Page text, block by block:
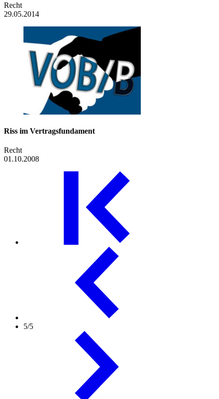
Recht
29.05.2014
Riss im Vertragsfundament
Recht
01.10.2008
5/5